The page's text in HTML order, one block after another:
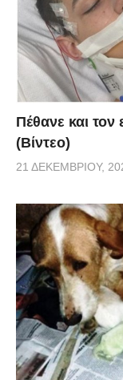
Πέθανε και
(Βίντεο)
21 ΔΕΚΕΜΒΡΊΟΥ,